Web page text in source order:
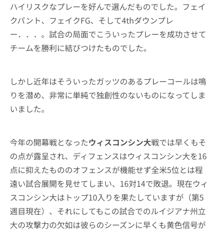
ハイリスクなプレーを好んで選んだものでした。フェイ
クパント、フェイクFG、そして4thダウンプレ
ー．．．。試合の局面でこういったプレーを成功させて
チームを勝利に結びつけたものでした。
しかし近年はそういったガッツのあるプレーコールは鳴
りを潜め、非常に単純で独創性のないものになってしま
いました。
今年の開幕戦となったウィスコンシン大戦では早くもそ
の点が露呈され、ディフェンスはウィスコンシン大を16
点に抑えたもののオフェンスが機能せず全米5位とは程
遠い試合展開を見せてしまい、16対14で敗退。現在ウィ
スコンシン大はトップ10入りを果たしていますが（第5
週目現在）、それにしてもこの試合でのルイジアナ州立
大の攻撃力の欠如は彼らのシーズンに早くも黄色信号が